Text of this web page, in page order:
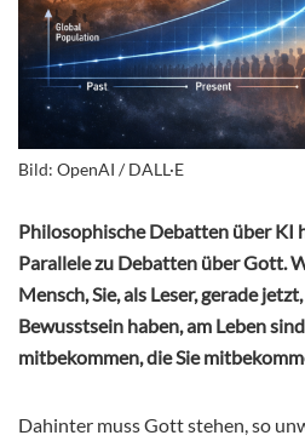
Bild: OpenAI / DALL·E
Philosophische Debatten über KI
Parallele zu Debatten über Gott.
Mensch, Sie, als Leser, gerade
Bewusstsein haben, am Leben
mitbekommen, die Sie
Dahinter muss Gott stehen, so